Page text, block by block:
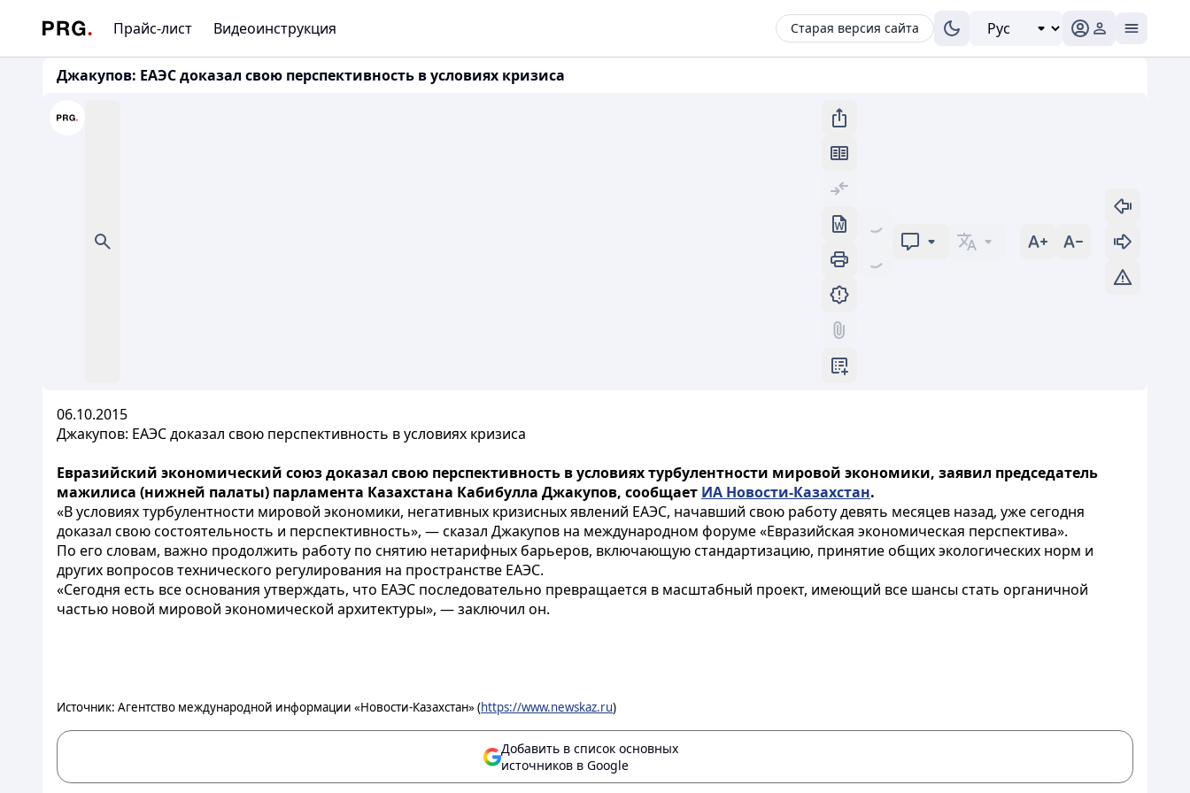
Прайс-лист Видеоинструкция Старая версия сайта
Джакупов: ЕАЭС доказал свою перспективность в условиях кризиса
06.10.2015
Джакупов: ЕАЭС доказал свою перспективность в условиях кризиса
Евразийский экономический союз доказал свою перспективность в условиях турбулентности мировой экономики, заявил председатель
мажилиса (нижней палаты) парламента Казахстана Кабибулла Джакупов, сообщает ИА Новости-Казахстан.
«В условиях турбулентности мировой экономики, негативных кризисных явлений ЕАЭС, начавший свою работу девять месяцев назад, уже сегодня
доказал свою состоятельность и перспективность», — сказал Джакупов на международном форуме «Евразийская экономическая перспектива».
По его словам, важно продолжить работу по снятию нетарифных барьеров, включающую стандартизацию, принятие общих экологических норм и
других вопросов технического регулирования на пространстве ЕАЭС.
«Сегодня есть все основания утверждать, что ЕАЭС последовательно превращается в масштабный проект, имеющий все шансы стать органичной
частью новой мировой экономической архитектуры», — заключил он.
Источник: Агентство международной информации «Новости-Казахстан» (https://www.newskaz.ru)
Добавить в список основных
источников в Google